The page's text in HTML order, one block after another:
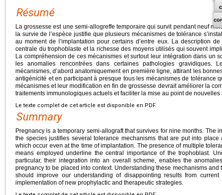
Résumé
La grossesse est une semi-allogreffe temporaire qui survit pendant neuf
la survie de l’espèce justifie que plusieurs mécanismes de tolérance
au moment de l’implantation pour certains d’entre eux. La description
centrale du trophoblaste et la richesse des moyens utilisés qui souvent
La compréhension de ces mécanismes et surtout leur intégration dans un
les anomalies rencontrées dans certaines pathologies gravidiques.
mécanismes, d’abord anatomiquement en première ligne, attirant les
antigénicité et en participant à presque tous les mécanismes de tolérance
mécanismes et leur modification en fin de grossesse devrait améliorer la
traitements immunologiques actuels et faciliter la mise au point de
Le texte complet de cet article est disponible en PDF.
Summary
Pregnancy is a temporary semi-allograft that survives for nine months. The
the species justifies several tolerance mechanisms that are put into
which occur even at the time of implantation. The presence of multiple
means employed underline the central importance of the trophoblast.
particular, their integration into an overall scheme, enables the
pregnancy to be placed into context. Understanding these mechanisms
should improve our understanding of disappointing results from current
implementation of new prophylactic and therapeutic strategies.